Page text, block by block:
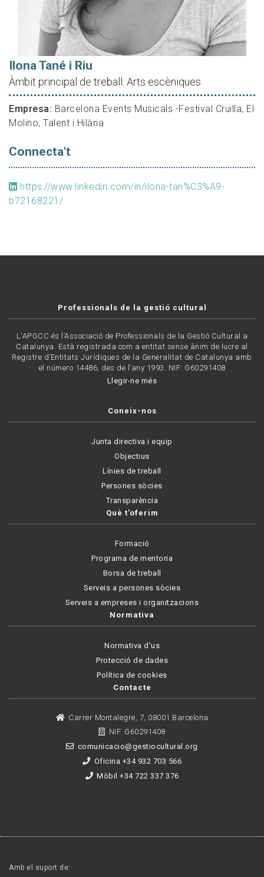
Ilona Tané i Riu
Àmbit principal de treball: Arts escèniques
Empresa: Barcelona Events Musicals -Festival Cruïlla, El
Molino, Talent i Hilària
Connecta't
https://www.linkedin.com/in/ilona-tan%C3%A9-
b72168221/
Professionals de la gestió cultural
L'APGCC és l’Associació de Professionals de la Gestió Cultural a
Catalunya. Està registrada com a entitat sense ànim de lucre al
Registre d’Entitats Jurídiques de la Generalitat de Catalunya amb
el número 14486, des de l’any 1993. NIF: G60291408
Llegir-ne més
Coneix-nos
Junta directiva i equip
Objectius
Línies de treball
Persones sòcies
Transparència
Què t'oferim
Formació
Programa de mentoria
Borsa de treball
Serveis a persones sòcies
Serveis a empreses i organitzacions
Normativa
Normativa d'us
Protecció de dades
Política de cookies
Contacte
Carrer Montalegre, 7, 08001 Barcelona
NIF. G60291408
comunicacio@gestiocultural.org
Oficina +34 932 703 566
Mòbil +34 722 337 376
Amb el suport de: